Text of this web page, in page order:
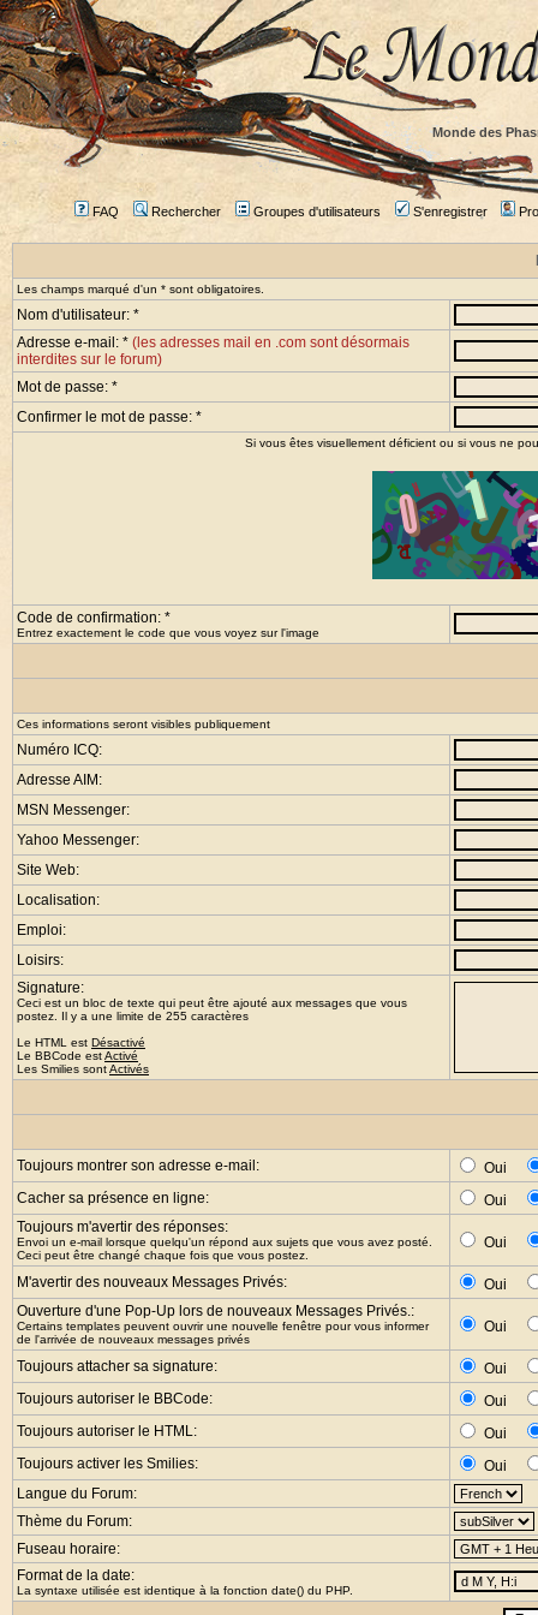
Monde des
FAQ Rechercher Groupes d'utilisateurs S'enregistrer
Les champs marqué d'un * sont obligatoires.
Nom d'utilisateur: *
Adresse e-mail: * (les adresses mail en .com sont désormais
interdites sur le forum)
Mot de passe: *
Confirmer le mot de passe: *
Si vous êtes visuellement déficient ou si vous ne
Code de confirmation: *
Entrez exactement le code que vous voyez sur l'image
Ces informations seront visibles publiquement
Numéro ICQ:
Adresse AIM:
MSN Messenger:
Yahoo Messenger:
Site Web:
Localisation:
Emploi:
Loisirs:
Signature:
Ceci est un bloc de texte qui peut être ajouté aux messages que vous
postez. Il y a une limite de 255 caractères
Le HTML est Désactivé
Le BBCode estActivé
Les Smilies sontActivés
Toujours montrer son adresse e-mail:
Oui
Cacher sa présence en ligne:
Oui
Toujours m'avertir des réponses:
Envoi un e-mail lorsque quelqu'un répond aux sujets que vous avez posté.
Ceci peut être changé chaque fois que vous postez.
Oui
M'avertir des nouveaux Messages Privés:
Oui
Ouverture d'une Pop-Up lors de nouveaux Messages Privés.:
Certains templates peuvent ouvrir une nouvelle fenêtre pour vous informer
de l'arrivée de nouveaux messages privés
Oui
Toujours attacher sa signature:
Oui
Toujours autoriser le BBCode:
Oui
Toujours autoriser le HTML:
Oui
Toujours activer les Smilies:
Oui
Langue du Forum:
Thème du Forum:
Fuseau horaire:
Format de la date:
La syntaxe utilisée est identique à la fonction date() du PHP.